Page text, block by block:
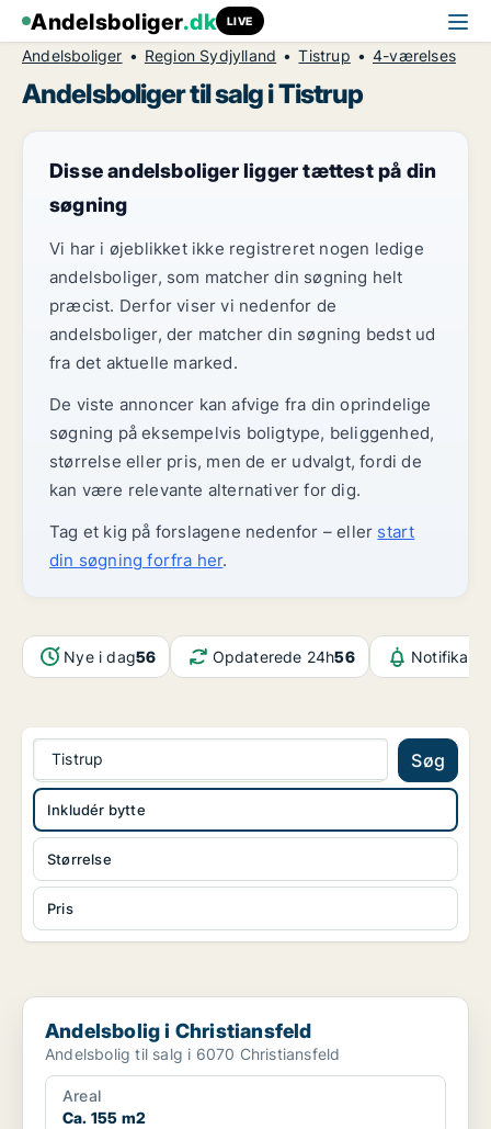
Andelsboliger.dk LIVE
Andelsboliger Region Sydjylland Tistrup 4-værelses
Andelsboliger til salg i Tistrup
Disse andelsboliger ligger tættest på din
søgning
Vi har i øjeblikket ikke registreret nogen ledige
andelsboliger, som matcher din søgning helt
præcist. Derfor viser vi nedenfor de
andelsboliger, der matcher din søgning bedst ud
fra det aktuelle marked.
De viste annoncer kan afvige fra din oprindelige
søgning på eksempelvis boligtype, beliggenhed,
størrelse eller pris, men de er udvalgt, fordi de
kan være relevante alternativer for dig.
Tag et kig på forslagene nedenfor – eller start
din søgning forfra her.
Nye i dag56 Opdaterede 24h56
Tistrup Søg
Størrelse
Pris
Inkludér bytte
Andelsbolig i Christiansfeld
Andelsbolig i Christiansfeld
Andelsbolig til salg i 6070 Christiansfeld
Areal
Ca. 155 m2